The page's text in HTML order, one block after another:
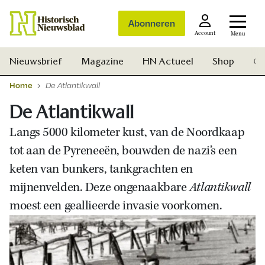
Abonneren
Account Menu
Zoek
Nieuwsbrief Magazine HN Actueel Shop
Home De Atlantikwall
De Atlantikwall
Langs 5000 kilometer kust, van de Noordkaap
tot aan de Pyreneeën, bouwden de nazi’s een
keten van bunkers, tankgrachten en
mijnenvelden. Deze ongenaakbareAtlantikwall
moest een geallieerde invasie voorkomen.